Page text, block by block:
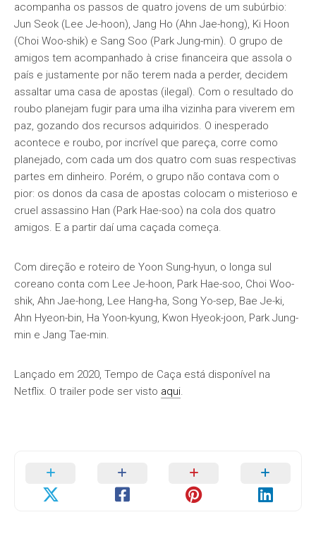
acompanha os passos de quatro jovens de um subúrbio:
Jun Seok (Lee Je-hoon), Jang Ho (Ahn Jae-hong), Ki Hoon
(Choi Woo-shik) e Sang Soo (Park Jung-min). O grupo de
amigos tem acompanhado à crise financeira que assola o
país e justamente por não terem nada a perder, decidem
assaltar uma casa de apostas (ilegal). Com o resultado do
roubo planejam fugir para uma ilha vizinha para viverem em
paz, gozando dos recursos adquiridos. O inesperado
acontece e roubo, por incrível que pareça, corre como
planejado, com cada um dos quatro com suas respectivas
partes em dinheiro. Porém, o grupo não contava com o
pior: os donos da casa de apostas colocam o misterioso e
cruel assassino Han (Park Hae-soo) na cola dos quatro
amigos. E a partir daí uma caçada começa.
Com direção e roteiro de Yoon Sung-hyun, o longa sul
coreano conta com Lee Je-hoon, Park Hae-soo, Choi Woo-
shik, Ahn Jae-hong, Lee Hang-ha, Song Yo-sep, Bae Je-ki,
Ahn Hyeon-bin, Ha Yoon-kyung, Kwon Hyeok-joon, Park Jung-
min e Jang Tae-min.
Lançado em 2020, Tempo de Caça está disponível na
Netflix. O trailer pode ser visto aqui.